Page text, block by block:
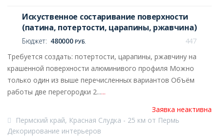
Искуственное состаривание поверхности
(патина, потертости, царапины, ржавчина)
Бюджет: 480000РУБ.
447
Требуется создать: потертости, царапины, ржавчину на
крашенной поверхности алюминивого профиля Можно
только один из выше перечисленных вариантов Объём
работы две перегородки 2......
Заявка неактивна
Пермский край, Красная Слудка - 25 км от Пермь
Декорирование интерьеров